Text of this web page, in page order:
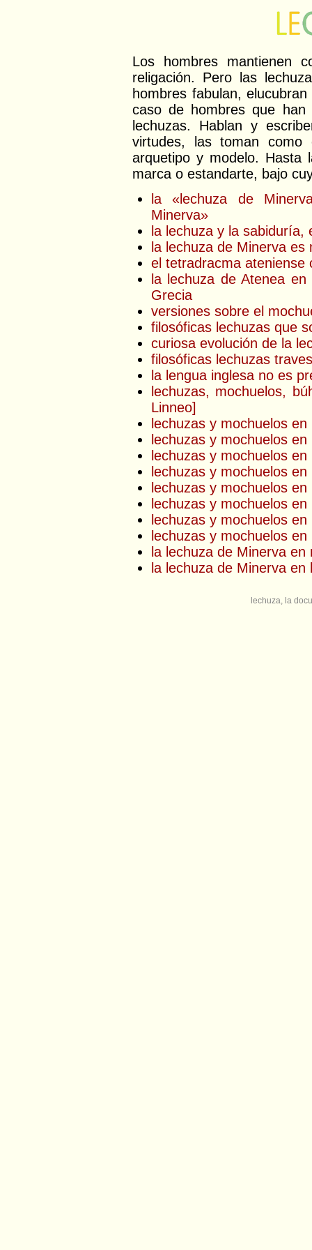
Los hombres mantienen
religación. Pero las
hombres fabulan,
caso de hombres que han
lechuzas. Hablan y
virtudes, las toman como
arquetipo y modelo. Hasta
marca o estandarte, bajo
la «lechuza de
Minerva»
la lechuza y la sabiduría,
la lechuza de Minerva
el tetradracma ateniense
la lechuza de Atenea
Grecia
versiones sobre el
filosóficas lechuzas que
curiosa evolución de la
filosóficas lechuzas
la lengua inglesa no es
lechuzas, mochuelos,
Linneo]
lechuzas y mochuelos
lechuzas y mochuelos
lechuzas y mochuelos
lechuzas y mochuelos
lechuzas y mochuelos
lechuzas y mochuelos
lechuzas y mochuelos
lechuzas y mochuelos
la lechuza de Minerva en
la lechuza de Minerva en
lechuza, la